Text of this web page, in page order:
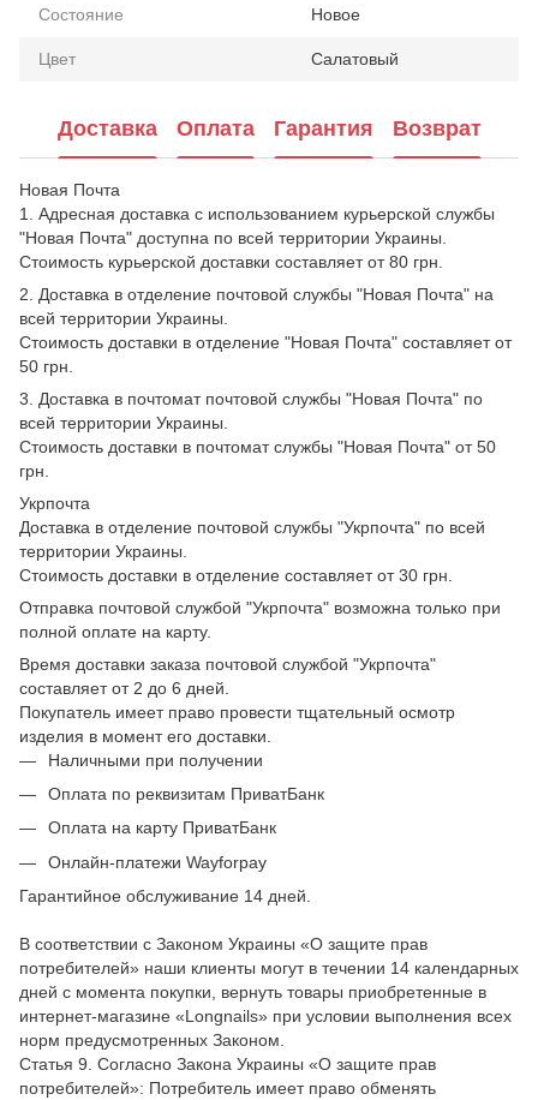
Состояние Новое
Цвет Салатовый
Доставка Оплата Гарантия Возврат
Новая Почта
1. Адресная доставка с использованием курьерской службы
"Новая Почта" доступна по всей территории Украины.
Стоимость курьерской доставки составляет от 80 грн.
2. Доставка в отделение почтовой службы "Новая Почта" на
всей территории Украины.
Стоимость доставки в отделение "Новая Почта" составляет от
50 грн.
3. Доставка в почтомат почтовой службы "Новая Почта" по
всей территории Украины.
Стоимость доставки в почтомат службы "Новая Почта" от 50
грн.
Укрпочта
Доставка в отделение почтовой службы "Укрпочта" по всей
территории Украины.
Стоимость доставки в отделение составляет от 30 грн.
Отправка почтовой службой "Укрпочта" возможна только при
полной оплате на карту.
Время доставки заказа почтовой службой "Укрпочта"
составляет от 2 до 6 дней.
Покупатель имеет право провести тщательный осмотр
изделия в момент его доставки.
Наличными при получении
Оплата по реквизитам ПриватБанк
Оплата на карту ПриватБанк
Онлайн-платежи Wayforpay
Гарантийное обслуживание 14 дней.
В соответствии с Законом Украины «О защите прав
потребителей» наши клиенты могут в течении 14 календарных
дней с момента покупки, вернуть товары приобретенные в
интернет-магазине «Longnails» при условии выполнения всех
норм предусмотренных Законом.
Статья 9. Согласно Закона Украины «О защите прав
потребителей»: Потребитель имеет право обменять